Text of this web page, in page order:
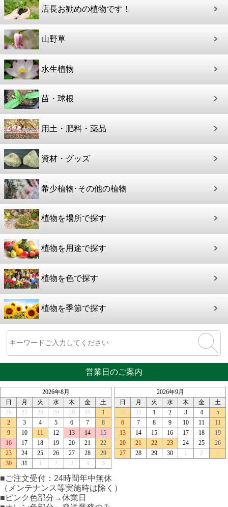
店長お勧めの植物です！
山野草
水生植物
苗・球根
用土・肥料・薬品
資材・グッズ
希少植物･その他の植物
植物を場所で探す
植物を用途で探す
植物を色で探す
植物を季節で探す
営業日のご案内
■ご注文受付：24時間年中無休
（メンテナンス等実施時は除く）
■ピンク色部分→休業日